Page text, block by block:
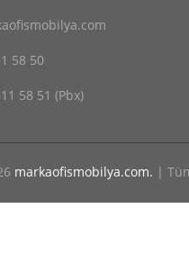
58 50
58 51 (Pbx)
markaofismobilya.com. |